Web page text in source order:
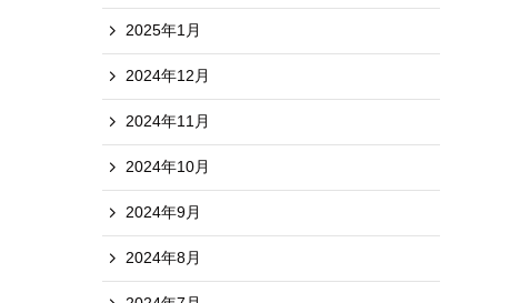
2025年1月
2024年12月
2024年11月
2024年10月
2024年9月
2024年8月